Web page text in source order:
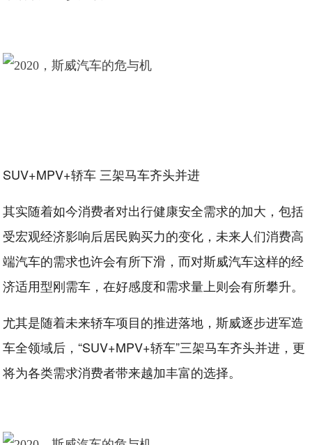
SUV+MPV+轿车 三架马车齐头并进
其实随着如今消费者对出行健康安全需求的加大，包括
受宏观经济影响后居民购买力的变化，未来人们消费高
端汽车的需求也许会有所下滑，而对斯威汽车这样的经
济适用型刚需车，在好感度和需求量上则会有所攀升。
尤其是随着未来轿车项目的推进落地，斯威逐步进军造
车全领域后，“SUV+MPV+轿车”三架马车齐头并进，更
将为各类需求消费者带来越加丰富的选择。